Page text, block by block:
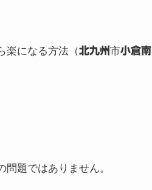
楽になる方法（北九州市小倉南
題ではありません。